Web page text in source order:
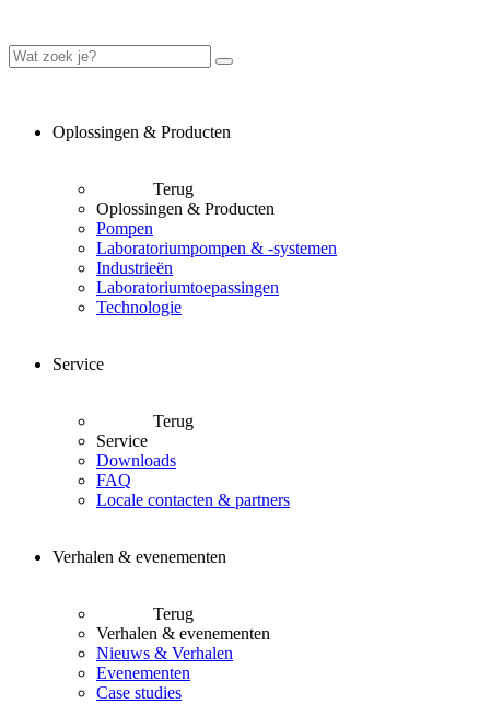
Oplossingen & Producten
Terug
Oplossingen & Producten
Pompen
Laboratoriumpompen & -systemen
Industrieën
Laboratoriumtoepassingen
Technologie
Service
Terug
Service
Downloads
FAQ
Locale contacten & partners
Verhalen & evenementen
Terug
Verhalen & evenementen
Nieuws & Verhalen
Evenementen
Case studies